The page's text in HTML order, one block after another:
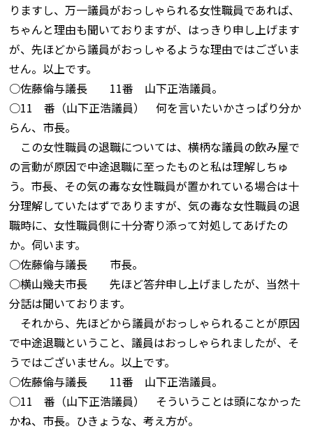
りますし、万一議員がおっしゃられる女性職員であれば、
ちゃんと理由も聞いておりますが、はっきり申し上げます
が、先ほどから議員がおっしゃるような理由ではございま
せん。以上です。
○佐藤倫与議長 11番 山下正浩議員。
○11 番（山下正浩議員） 何を言いたいかさっぱり分か
らん、市長。
この女性職員の退職については、横柄な議員の飲み屋で
の言動が原因で中途退職に至ったものと私は理解しちゅ
う。市長、その気の毒な女性職員が置かれている場合は十
分理解していたはずでありますが、気の毒な女性職員の退
職時に、女性職員側に十分寄り添って対処してあげたの
か。伺います。
○佐藤倫与議長 市長。
○横山幾夫市長 先ほど答弁申し上げましたが、当然十
分話は聞いております。
それから、先ほどから議員がおっしゃられることが原因
で中途退職ということ、議員はおっしゃられましたが、そ
うではございません。以上です。
○佐藤倫与議長 11番 山下正浩議員。
○11 番（山下正浩議員） そういうことは頭になかった
かね、市長。ひきょうな、考え方が。